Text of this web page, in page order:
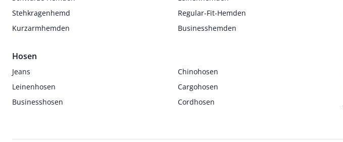
Stehkragenhemd
Regular-Fit-Hemden
Kurzarmhemden
Businesshemden
Hosen
Jeans
Chinohosen
Leinenhosen
Cargohosen
Businesshosen
Cordhosen